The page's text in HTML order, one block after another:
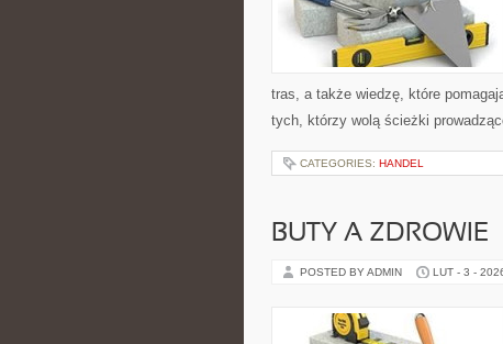
tras, a także wiedzę, które
tych, którzy wolą ścieżki
CATEGORIES: HANDEL
BUTY A ZDROWIE
POSTED BY ADMIN LUT - 3 -